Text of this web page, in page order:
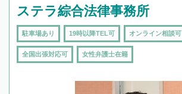
ステラ綜合法律事務所
駐車場あり 19時以降TEL可 オンライン相談可
全国出張対応可 女性弁護士在籍